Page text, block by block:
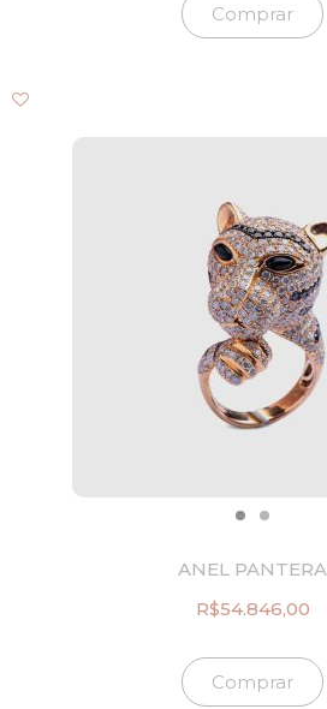
Comprar
ANEL PANTERA
R$54.846,00
Comprar